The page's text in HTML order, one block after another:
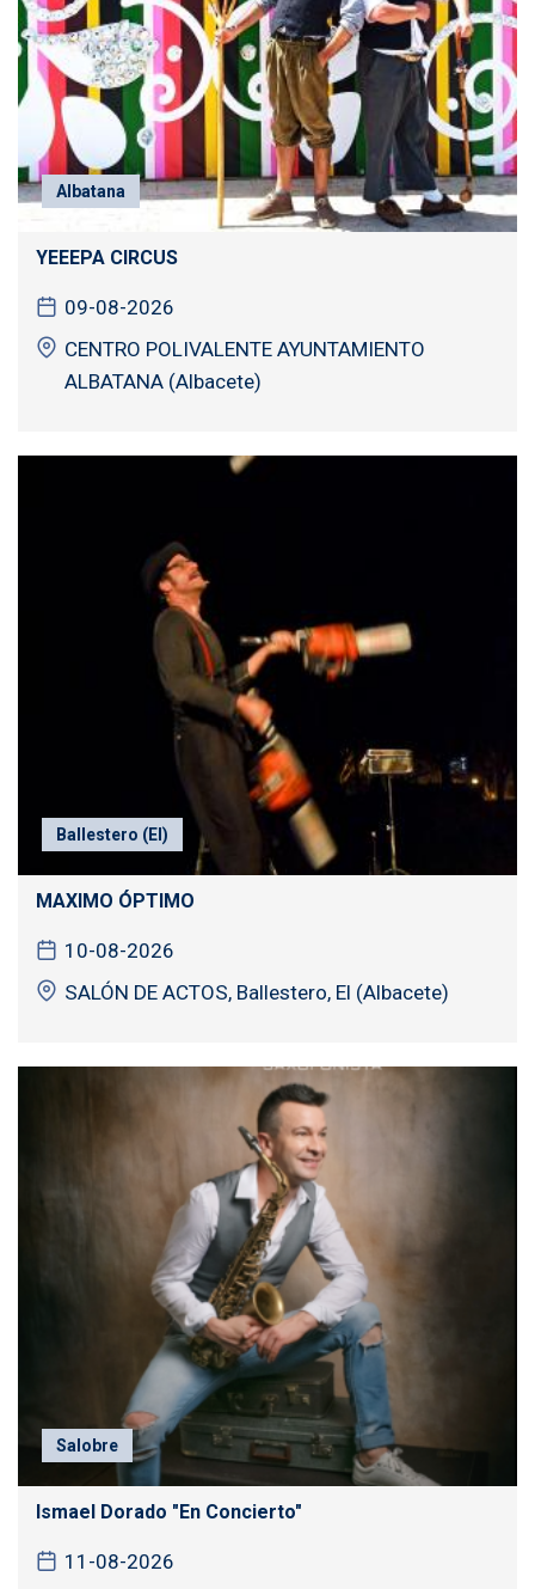
Albatana
YEEEPA CIRCUS
09-08-2026
CENTRO POLIVALENTE AYUNTAMIENTO
ALBATANA (Albacete)
Ballestero (El)
MAXIMO ÓPTIMO
10-08-2026
SALÓN DE ACTOS, Ballestero, El (Albacete)
Salobre
Ismael Dorado "En Concierto"
11-08-2026